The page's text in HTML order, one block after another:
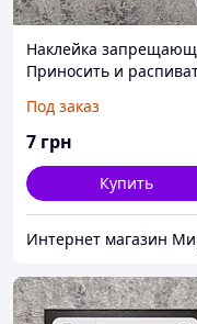
Наклейка
Приносить и
запрещено
Под заказ
7 грн
Купить